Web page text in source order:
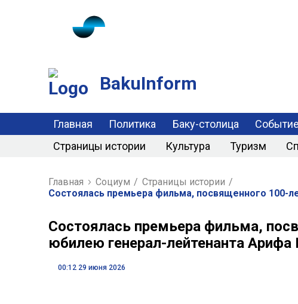
BakuInform
Главная Политика Баку-столица Событие
Страницы истории
Культура Туризм
Главная Социум / Страницы истории /
Состоялась премьера фильма, посвященного 100-
Состоялась премьера фильма,
юбилею генерал-лейтенанта
00:12 29 июня 2026